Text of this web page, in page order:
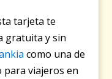
tarjeta te
gratuita y sin
como una de
para viajeros en